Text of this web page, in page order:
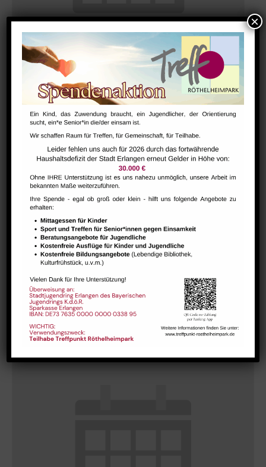
GESTALT – Bewegung für Körper, Geist und Seele älterer
Menschen
August 7 @ 10:30 - 12:00
Morgentreff für Menschen ab 60 Jahren
August 10 @ 9:30